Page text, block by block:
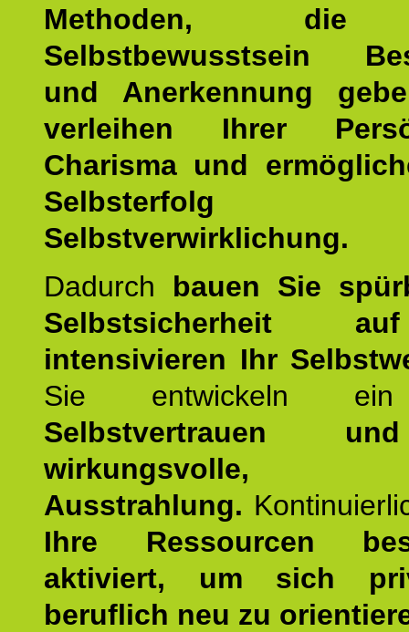
Methoden, die
Selbstbewusstsein
und Anerkennung
verleihen Ihrer
Charisma und
Selbstverwirklichung.
Dadurch bauen Sie
Selbstsicherheit
intensivieren Ihr
Sie entwickeln ein
Selbstvertrauen
wirkungsvolle,
Ausstrahlung.
Ihre Ressourcen
aktiviert, um sich
beruflich neu zu